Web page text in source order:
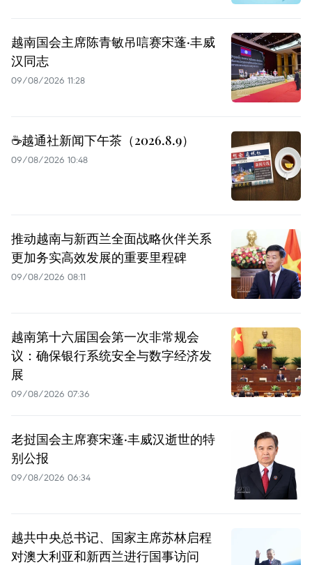
越南国会主席陈青敏吊唁赛宋蓬·丰威
汉同志
09/08/2026 11:28
☕️越通社新闻下午茶（2026.8.9）
09/08/2026 10:48
推动越南与新西兰全面战略伙伴关系
更加务实高效发展的重要里程碑
09/08/2026 08:11
越南第十六届国会第一次非常规会
议：确保银行系统安全与数字经济发
展
09/08/2026 07:36
老挝国会主席赛宋蓬·丰威汉逝世的特
别公报
09/08/2026 06:34
越共中央总书记、国家主席苏林启程
对澳大利亚和新西兰进行国事访问